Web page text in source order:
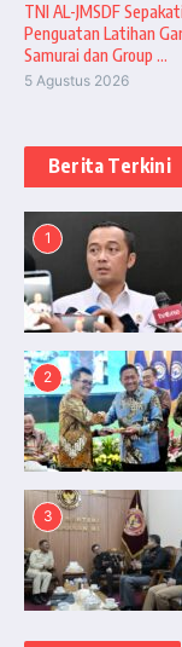
TNI AL-JMSDF Sepakati
Penguatan Latihan
Samurai dan Group ...
5 Agustus 2026
Berita Terkini
1
2
3